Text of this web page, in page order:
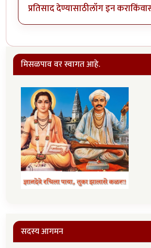
प्रतिसाद देण्यासाठीलॉग इन कराकिंवा
मिसळपाव वर स्वागत आहे.
सदस्य आगमन